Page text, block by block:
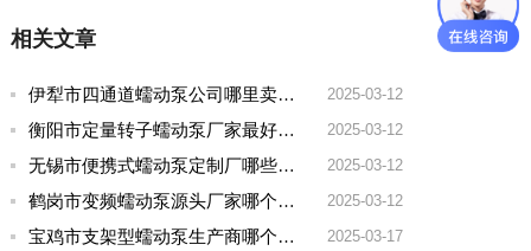
相关文章
2025-03-12
伊犁市四通道蠕动泵公司哪里卖的多一点啊
2025-03-12
衡阳市定量转子蠕动泵厂家最好的品牌有哪些
2025-03-12
无锡市便携式蠕动泵定制厂哪些牌子好一点
2025-03-12
鹤岗市变频蠕动泵源头厂家哪个品牌好一点
2025-03-17
宝鸡市支架型蠕动泵生产商哪个厂家好用点呢